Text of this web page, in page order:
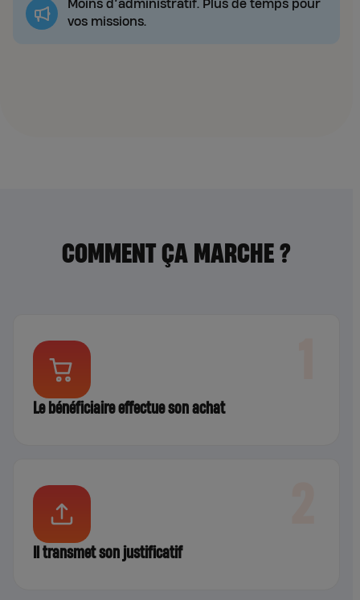
Moins d’administratif. Plus de temps pour
vos missions.
COMMENT ÇA MARCHE ?
Le bénéficiaire effectue son achat
Il transmet son justificatif